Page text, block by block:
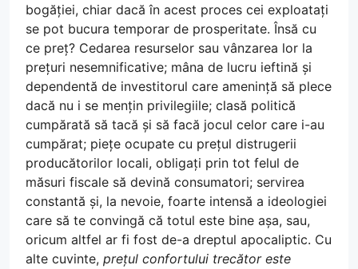
bogăției, chiar dacă în acest proces cei exploatați
se pot bucura temporar de prosperitate. Însă cu
ce preț? Cedarea resurselor sau vânzarea lor la
prețuri nesemnificative; mâna de lucru ieftină și
dependentă de investitorul care amenință să plece
dacă nu i se mențin privilegiile; clasă politică
cumpărată să tacă și să facă jocul celor care i-au
cumpărat; piețe ocupate cu prețul distrugerii
producătorilor locali, obligați prin tot felul de
măsuri fiscale să devină consumatori; servirea
constantă și, la nevoie, foarte intensă a ideologiei
care să te convingă că totul este bine așa, sau,
oricum altfel ar fi fost de-a dreptul apocaliptic. Cu
alte cuvinte, prețul confortului trecător este